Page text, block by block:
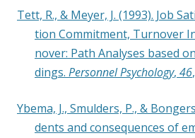
Tett, R., & Mey­er, J. (1993). Job
ti­on Com­mit­ment, Tur­no­ver
no­ver: Path Ana­ly­ses based
dings. Per­son­nel Psy­cho­lo­gy, 46
Ybe­ma, J., Smuld­ers, P., &
dents and con­se­quen­ces of